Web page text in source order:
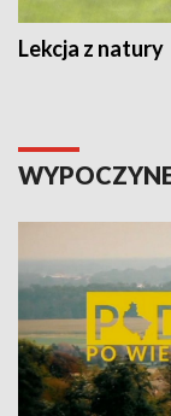
Lekcja z natury